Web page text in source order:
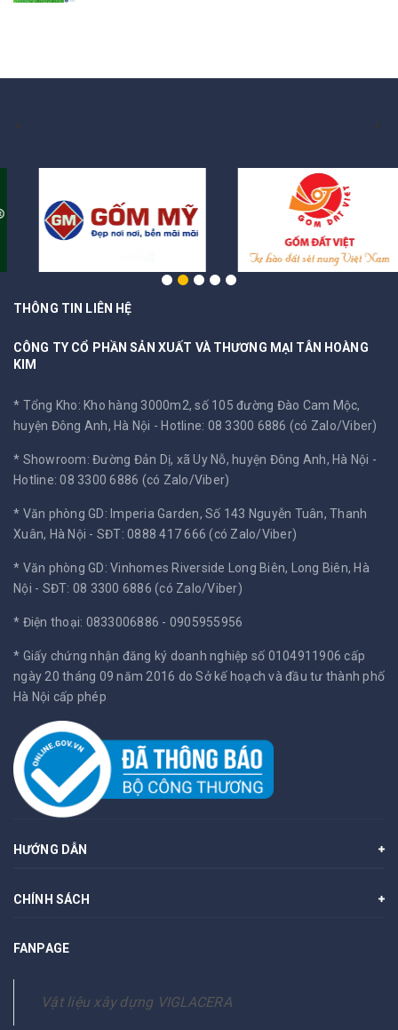
THÔNG TIN LIÊN HỆ
CÔNG TY CỔ PHẦN SẢN XUẤT VÀ THƯƠNG MẠI TÂN HOÀNG
KIM
* Tổng Kho: Kho hàng 3000m2, số 105 đường Đào Cam Mộc,
huyện Đông Anh, Hà Nội -Hotline: 08 3300 6886 (có Zalo/Viber)
* Showroom: Đường Đản Dị, xã Uy Nỗ, huyện Đông Anh, Hà Nội -
Hotline: 08 3300 6886 (có Zalo/Viber)
* Văn phòng GD: Imperia Garden, Số 143 Nguyễn Tuân, Thanh
Xuân, Hà Nội - SĐT: 0888 417 666 (có Zalo/Viber)
* Văn phòng GD: Vinhomes Riverside Long Biên, Long Biên, Hà
Nội - SĐT: 08 3300 6886 (có Zalo/Viber)
* Điện thoại: 0833006886 - 0905955956
* Giấy chứng nhận đăng ký doanh nghiệp số 0104911906 cấp
ngày 20 tháng 09 năm 2016 do Sở kế hoạch và đầu tư thành phố
Hà Nội cấp phép
HƯỚNG DẪN
CHÍNH SÁCH
FANPAGE
Vật liệu xây dựng VIGLACERA